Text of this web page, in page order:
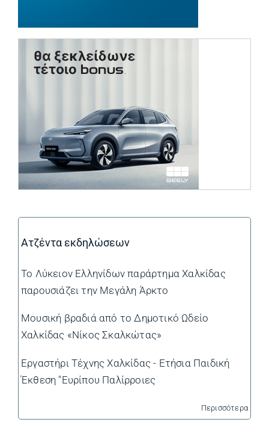
Ατζέντα εκδηλώσεων
Το Λύκειον Ελληνίδων παράρτημα Χαλκίδας
παρουσιάζει την Μεγάλη Άρκτο
Μουσική βραδιά από το Δημοτικό Ωδείο
Χαλκίδας «Νίκος Σκαλκώτας»
Εργαστήρι Τέχνης Χαλκίδας - Ετήσια Παιδική
Έκθεση "Ευρίπου Παλίρροιες
Περισσότερα